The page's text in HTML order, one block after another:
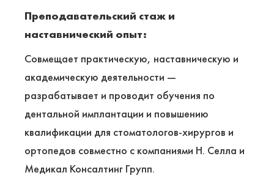
Преподавательский стаж и
наставнический опыт:
Совмещает практическую, наставническую и
академическую деятельности —
разрабатывает и проводит обучения по
дентальной имплантации и повышению
квалификации для стоматологов-хирургов и
ортопедов совместно с компаниями Н. Селла и
Медикал Консалтинг Групп.